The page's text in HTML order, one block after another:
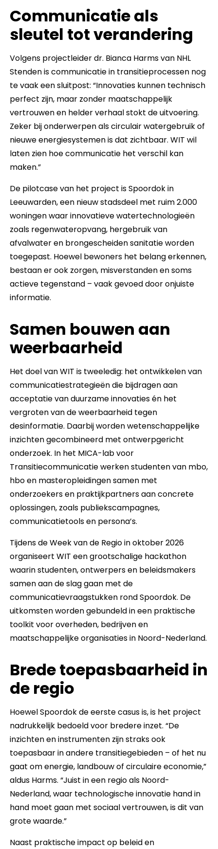
Communicatie als
sleutel tot verandering
Volgens projectleider dr. Bianca Harms van NHL
Stenden is communicatie in transitieprocessen nog
te vaak een sluitpost: “Innovaties kunnen technisch
perfect zijn, maar zonder maatschappelijk
vertrouwen en helder verhaal stokt de uitvoering.
Zeker bij onderwerpen als circulair watergebruik of
nieuwe energiesystemen is dat zichtbaar. WIT wil
laten zien hoe communicatie het verschil kan
maken.”
De pilotcase van het project is Spoordok in
Leeuwarden, een nieuw stadsdeel met ruim 2.000
woningen waar innovatieve watertechnologieën
zoals regenwateropvang, hergebruik van
afvalwater en brongescheiden sanitatie worden
toegepast. Hoewel bewoners het belang erkennen,
bestaan er ook zorgen, misverstanden en soms
actieve tegenstand – vaak gevoed door onjuiste
informatie.
Samen bouwen aan
weerbaarheid
Het doel van WIT is tweeledig: het ontwikkelen van
communicatiestrategieën die bijdragen aan
acceptatie van duurzame innovaties én het
vergroten van de weerbaarheid tegen
desinformatie. Daarbij worden wetenschappelijke
inzichten gecombineerd met ontwerpgericht
onderzoek. In het MICA-lab voor
Transitiecommunicatie werken studenten van mbo,
hbo en masteropleidingen samen met
onderzoekers en praktijkpartners aan concrete
oplossingen, zoals publiekscampagnes,
communicatietools en persona’s.
Tijdens de Week van de Regio in oktober 2026
organiseert WIT een grootschalige hackathon
waarin studenten, ontwerpers en beleidsmakers
samen aan de slag gaan met de
communicatievraagstukken rond Spoordok. De
uitkomsten worden gebundeld in een praktische
toolkit voor overheden, bedrijven en
maatschappelijke organisaties in Noord-Nederland.
Brede toepasbaarheid in
de regio
Hoewel Spoordok de eerste casus is, is het project
nadrukkelijk bedoeld voor bredere inzet. “De
inzichten en instrumenten zijn straks ook
toepasbaar in andere transitiegebieden – of het nu
gaat om energie, landbouw of circulaire economie,”
aldus Harms. “Juist in een regio als Noord-
Nederland, waar technologische innovatie hand in
hand moet gaan met sociaal vertrouwen, is dit van
grote waarde.”
Naast praktische impact op beleid en